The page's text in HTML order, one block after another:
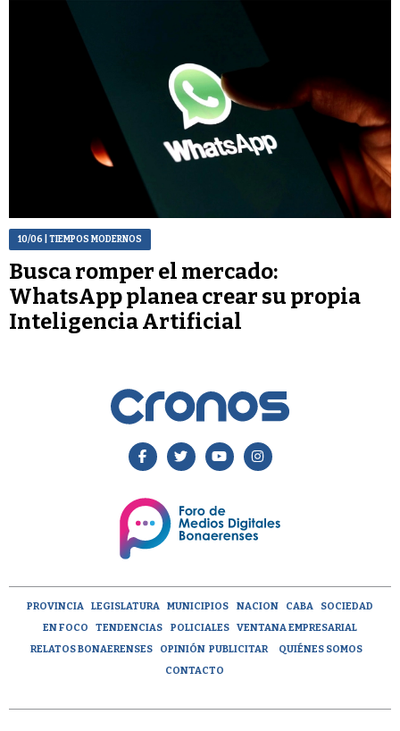
10/06 | TIEMPOS MODERNOS
Busca romper el mercado:
WhatsApp planea crear su propia
Inteligencia Artificial
PROVINCIA LEGISLATURA MUNICIPIOS NACION CABA
SOCIEDAD
EN FOCO
TENDENCIAS POLICIALES
VENTANA EMPRESARIAL
RELATOS BONAERENSES
OPINIÓN PUBLICITAR
QUIÉNES SOMOS
CONTACTO